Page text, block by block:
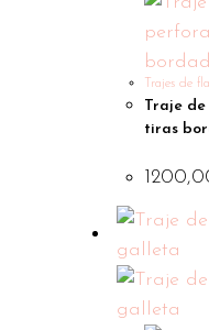
Trajes de
Traje
tiras